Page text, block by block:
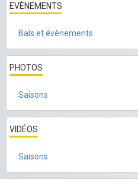
EVÈNEMENTS
Bals et évènements
PHOTOS
Saisons
VIDÉOS
Saisons